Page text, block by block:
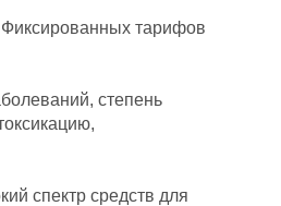
Фиксированных тарифов
степень
спектр средств для